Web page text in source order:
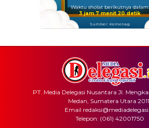
Waktu sholat berikutnya dalam:
3 jam 7 menit 20 detik
Sumber: Kemenag
PT. Media Delegasi Nusantara Jl.
Medan, Sumatera Utara
Email
Telepon: (061) 42001750